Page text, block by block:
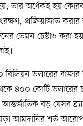
তার অর্ধেকই হয়
প্রক্রিয়াজাত
তেমন চেষ্টাও করা
ডলারের
৪০০ কোটি ডলারের
আন্তর্জাতিক বড় যেসব
আমদানির শর্ত